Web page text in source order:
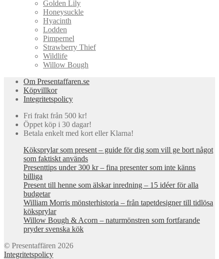
Golden Lily
Honeysuckle
Hyacinth
Lodden
Pimpernel
Strawberry Thief
Wildlife
Willow Bough
Om Presentaffaren.se
Köpvillkor
Integritetspolicy
Fri frakt från 500 kr!
Öppet köp i 30 dagar!
Betala enkelt med kort eller Klarna!
Köksprylar som present – guide för dig som vill ge bort något
som faktiskt används
Presenttips under 300 kr – fina presenter som inte känns
billiga
Present till henne som älskar inredning – 15 idéer för alla
budgetar
William Morris mönsterhistoria – från tapetdesigner till tidlösa
köksprylar
Willow Bough & Acorn – naturmönstren som fortfarande
pryder svenska kök
© Presentaffären 2026
Integritetspolicy